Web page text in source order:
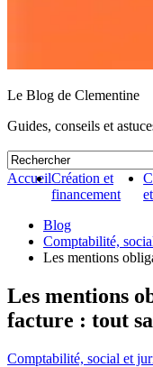
Le Blog de Clementine
Guides, conseils et
AccueilCréation et
financement
Blog
Comptabilité,
Les mentions
Les mentions
facture : tout
Comptabilité, social et